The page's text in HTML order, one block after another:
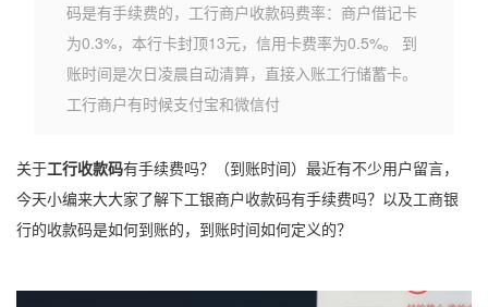
码是有手续费的，工行商户收款码费率：商户借记卡
为0.3%，本行卡封顶13元，信用卡费率为0.5%。 到
账时间是次日凌晨自动清算，直接入账工行储蓄卡。
工行商户有时候支付宝和微信付
关于工行收款码有手续费吗？（到账时间）最近有不少用户留言，
今天小编来大大家了解下工银商户收款码有手续费吗？以及工商银
行的收款码是如何到账的，到账时间如何定义的？